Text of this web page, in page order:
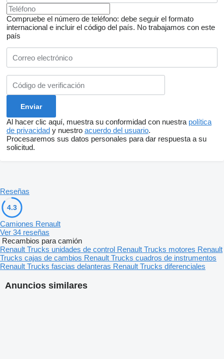
Compruebe el número de teléfono: debe seguir el formato
internacional e incluir el código del país. No trabajamos con este
país
Al hacer clic aquí, muestra su conformidad con nuestra política
de privacidad y nuestro acuerdo del usuario.
Procesaremos sus datos personales para dar respuesta a su
solicitud.
Anuncios similares
Reseñas
4.3
Camiones Renault
Ver 34 reseñas
Recambios para camión
Renault Trucks unidades de control Renault Trucks motores Renault
Trucks cajas de cambios Renault Trucks cuadros de instrumentos
Renault Trucks fascias delanteras Renault Trucks diferenciales